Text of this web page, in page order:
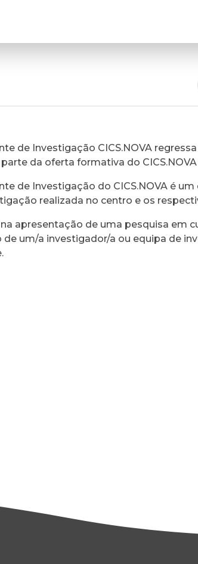
de Investigação CICS.NOVA
da oferta formativa do CICS.NOVA
de Investigação do CICS.NOVA é
realizada no centro e os
apresentação de uma pesquisa em
um/a investigador/a ou equipa de